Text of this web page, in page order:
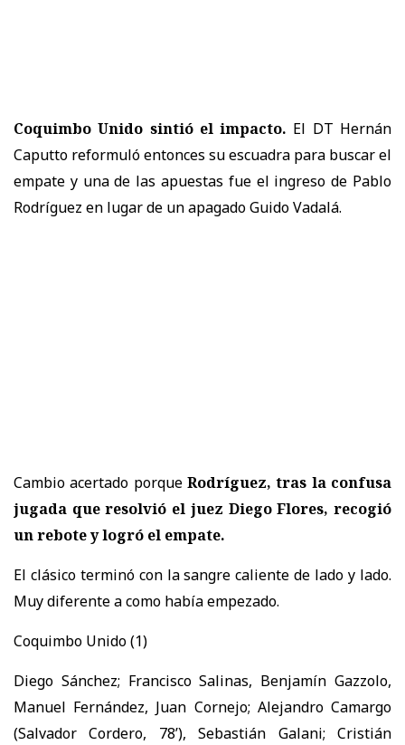
Coquimbo Unido sintió el impacto. El DT Hernán
Caputto reformuló entonces su escuadra para buscar el
empate y una de las apuestas fue el ingreso de Pablo
Rodríguez en lugar de un apagado Guido Vadalá.
Cambio acertado porque Rodríguez, tras la confusa
jugada que resolvió el juez Diego Flores, recogió
un rebote y logró el empate.
El clásico terminó con la sangre caliente de lado y lado.
Muy diferente a como había empezado.
Coquimbo Unido (1)
Diego Sánchez; Francisco Salinas, Benjamín Gazzolo,
Manuel Fernández, Juan Cornejo; Alejandro Camargo
(Salvador Cordero, 78’), Sebastián Galani; Cristián